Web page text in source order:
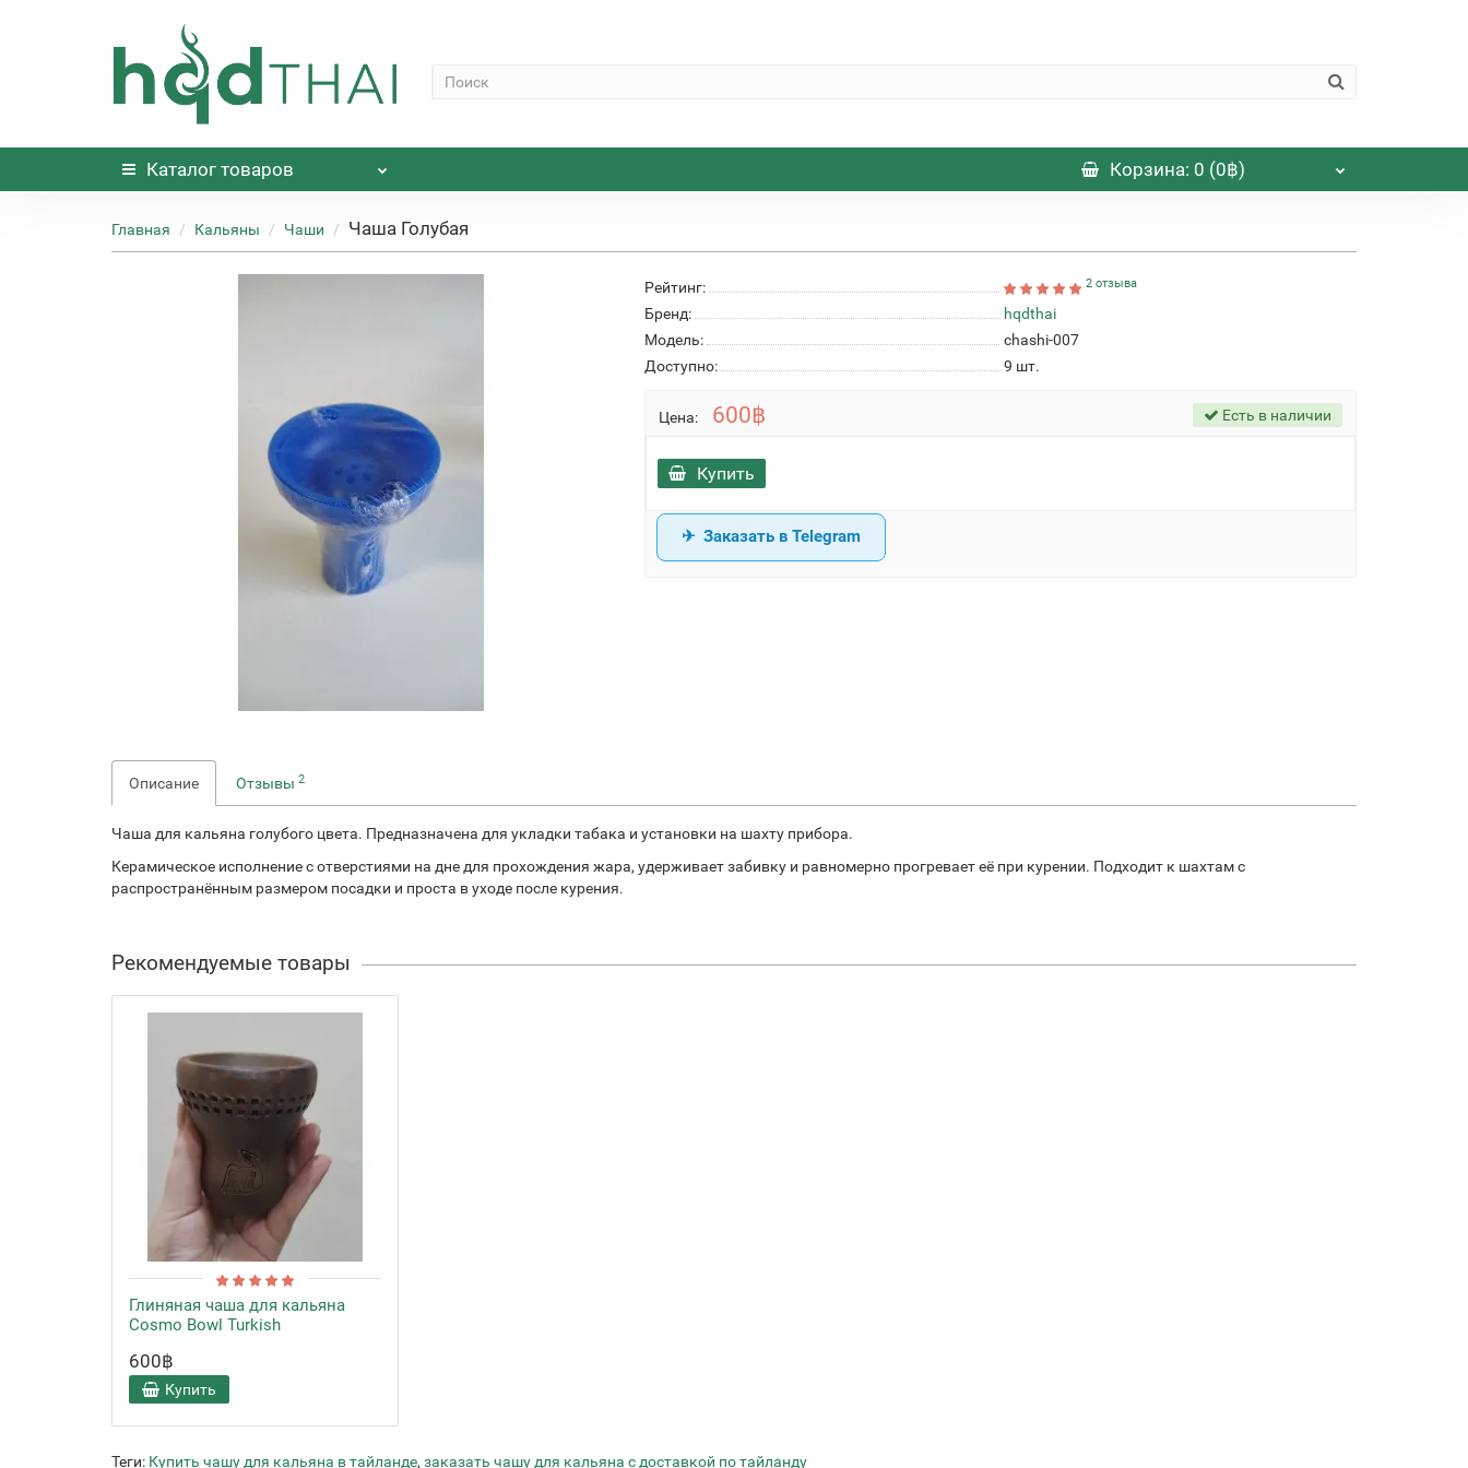
Каталог товаров Корзина: 0 (0฿)
Главная Кальяны Чаши Чаша Голубая
Рейтинг: 2 отзыва
Бренд:
hqdthai
Модель:
chashi-007
Доступно:
9 шт.
Цена: 600฿ Есть в наличии
Купить
Заказать в Telegram
Описание Отзывы 2
Чаша для кальяна голубого цвета. Предназначена для укладки табака и установки на шахту прибора.
Керамическое исполнение с отверстиями на дне для прохождения жара, удерживает забивку и равномерно прогревает её при курении. Подходит к шахтам с
распространённым размером посадки и проста в уходе после курения.
Рекомендуемые товары
Глиняная чаша для кальяна
Cosmo Bowl Turkish
600฿
Купить
Теги: Купить чашу для кальяна в тайланде, заказать чашу для кальяна с доставкой по тайланду